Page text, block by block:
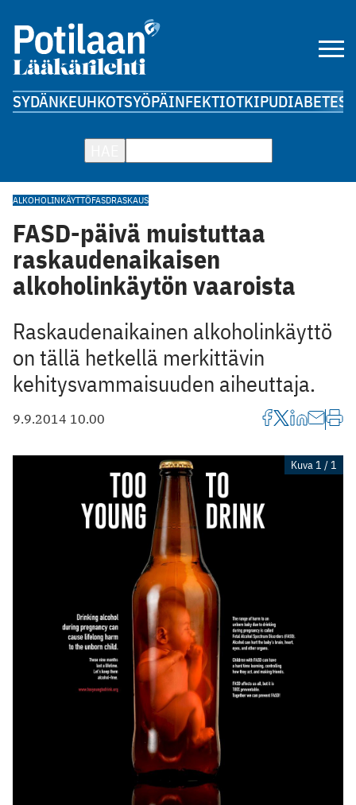
SYDÄNKEUHKOTSYÖPÄINFEKTIOTKIPUDIABETES
ALKOHOLINKÄYTTÖFASDRASKAUS
FASD-päivä muistuttaa
raskaudenaikaisen
alkoholinkäytön vaaroista
Raskaudenaikainen alkoholinkäyttö
on tällä hetkellä merkittävin
kehitysvammaisuuden aiheuttaja.
9.9.2014 10.00
Kuva 1 / 1